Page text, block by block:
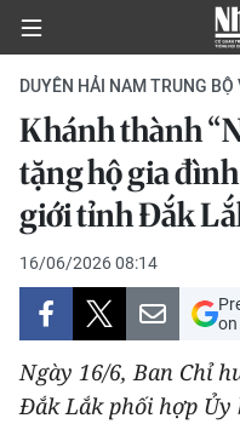
CHÍNH TRỊ
KINH TẾ
VĂN HÓA
XÃ HỘI
PHÁP LUẬT
DUYÊN HẢI NAM TRUNG BỘ
Khánh thành
tặng hộ gia
giới tỉnh Đắk
16/06/2026 08:14
on
Ngày 16/6, Ban Chỉ
Đắk Lắk phối hợp